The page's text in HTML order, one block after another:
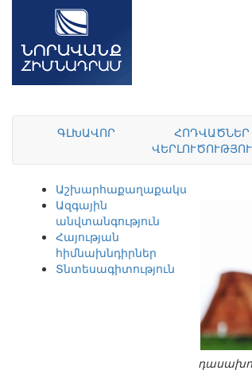
ԳԼԽԱՎՈՐ
ՀՈԴՎԱԾՆԵՐ
Աշխարհաքաղաքականություն
Ազգային
անվտանգություն
Հայության
հիմնախնդիրներ
Տնտեսագիտություն